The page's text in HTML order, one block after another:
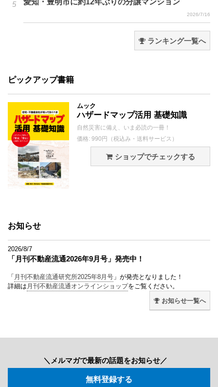
2026/7/16
ランキング一覧へ
ピックアップ書籍
ムック
ハザードマップ活用 基礎知識
自然災害に備え、いま必読の一冊！
価格: 990円（税込み・送料サービス）
ショップでチェックする
お知らせ
2026/8/7
「月刊不動産流通2026年9月号」発売中！
「 月刊不動産流通研究所2025年8月号 」が発売となりました！
詳細は 月刊不動産流通オンラインショップをご覧ください。
お知らせ一覧へ
＼メルマガで最新の話題をお知らせ／